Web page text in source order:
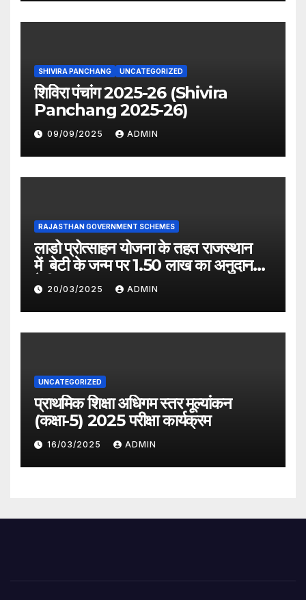
SHIVIRA PANCHANG UNCATEGORIZED
शिविरा पंचांग 2025-26 (Shivira
Panchang 2025-26)
09/09/2025 ADMIN
RAJASTHAN GOVERNMENT SCHEMES
लाडो प्रोत्साहन योजना के तहत राजस्थान
में बेटी के जन्म पर 1.50 लाख का अनुदान
देगी सरकार
20/03/2025 ADMIN
UNCATEGORIZED
प्राथमिक शिक्षा अधिगम स्तर मूल्यांकन
(कक्षा-5) 2025 परीक्षा कार्यक्रम
16/03/2025 ADMIN